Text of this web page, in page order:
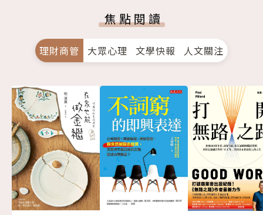
焦點閱讀
理財商管 大眾心理 文學快報 人文關注